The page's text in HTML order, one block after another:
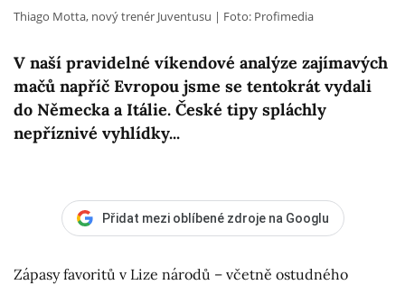
V naší pravidelné víkendové analýze zajímavých
mačů napříč Evropou jsme se tentokrát vydali
do Německa a Itálie. České tipy spláchly
nepříznivé vyhlídky...
Thiago Motta, nový trenér Juventusu Foto: Profimedia
Přidat mezi oblíbené zdroje na Googlu
Zápasy favoritů v Lize národů – včetně ostudného